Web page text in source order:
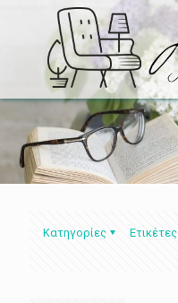
Κατηγορίες Ετικέτες